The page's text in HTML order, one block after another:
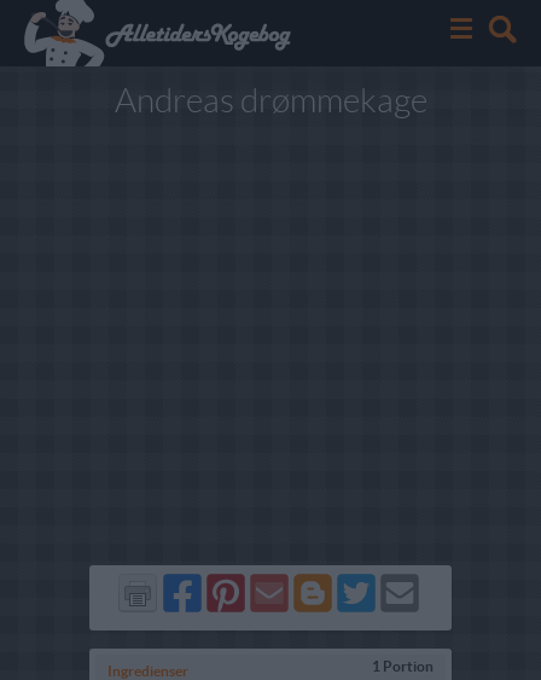
Andreas drømmekage
Del
på
Facebook
Del
på
Pinterest
Send
via
GMail
Del
på
Blogger
Del
på
Twitter
Send
Ingredienser 1 Portion